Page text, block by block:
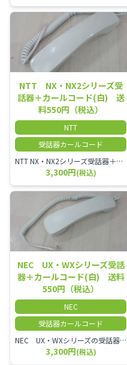
NTT NX・NX2シリーズ受
話器＋カールコード(白) 送
料550円（税込）
NTT
受話器カールコード
NTT NX・NX2シリーズ受話器＋カールコード
3,300円(税込)
NEC UX・WXシリーズ受話
器＋カールコード(白) 送料
550円（税込）
NEC
受話器カールコード
NEC UX・WXシリーズの受話器とカールコードセット／本商品は中古品となります。 写真では分かりにくいキズ・汚れなどの使用感があります。 経年変化で日焼けの色味が強くなる場合がございます。 予めご理解・ご了承頂きますようお願いいたします。
3,300円(税込)